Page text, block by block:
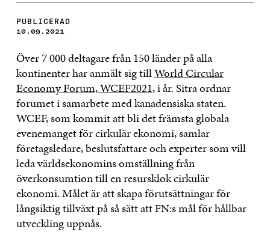
PUBLICERAD
10.09.2021
Över 7 000 deltagare från 150 länder på alla
kontinenter har anmält sig tillWorld Circular
Economy Forum, WCEF2021, i år. Sitra ordnar
forumet i samarbete med kanadensiska staten.
WCEF, som kommit att bli det främsta globala
evenemanget för cirkulär ekonomi, samlar
företagsledare, beslutsfattare och experter som vill
leda världsekonomins omställning från
överkonsumtion till en resursklok cirkulär
ekonomi. Målet är att skapa förutsättningar för
långsiktig tillväxt på så sätt att FN:s mål för hållbar
utveckling uppnås.